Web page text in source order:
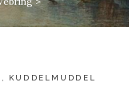
KUDDELMUDDEL